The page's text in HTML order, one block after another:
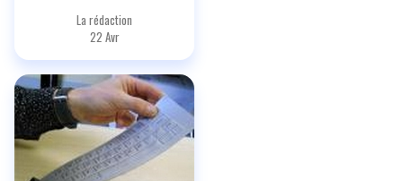
La rédaction
22 Avr